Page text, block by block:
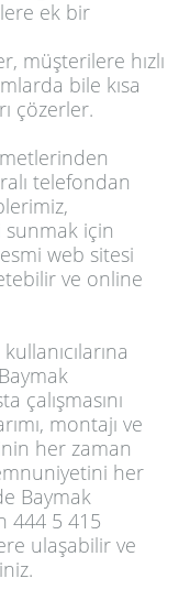
ek bir
müşterilere hızlı
bile kısa
çözerler.
telefondan
sunmak için
web sitesi
ve online
çalışmasını
montajı ve
her zaman
her
Baymak
444 5 415
ulaşabilir ve